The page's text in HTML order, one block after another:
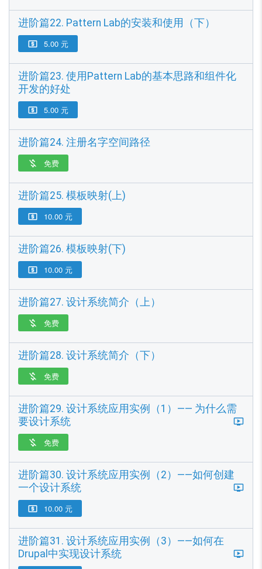
进阶篇22. Pattern Lab的安装和使用（下）
 5.00 元
进阶篇23. 使用Pattern Lab的基本思路和组件化
开发的好处
 5.00 元
进阶篇24. 注册名字空间路径
 免费
进阶篇25. 模板映射(上)
 10.00 元
进阶篇26. 模板映射(下)
 10.00 元
进阶篇27. 设计系统简介（上）
 免费
进阶篇28. 设计系统简介（下）
 免费
进阶篇29. 设计系统应用实例（1）—— 为什么需
要设计系统
 免费
进阶篇30. 设计系统应用实例（2）——如何创建
一个设计系统
 10.00 元
进阶篇31. 设计系统应用实例（3）——如何在
Drupal中实现设计系统